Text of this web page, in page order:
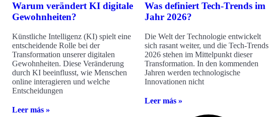
Warum verändert KI digitale
Gewohnheiten?
Künstliche Intelligenz (KI) spielt eine
entscheidende Rolle bei der
Transformation unserer digitalen
Gewohnheiten. Diese Veränderung
durch KI beeinflusst, wie Menschen
online interagieren und welche
Entscheidungen
Leer más »
Was definiert Tech-Trends im
Jahr 2026?
Die Welt der Technologie entwickelt
sich rasant weiter, und die Tech-Trends
2026 stehen im Mittelpunkt dieser
Transformation. In den kommenden
Jahren werden technologische
Innovationen nicht
Leer más »